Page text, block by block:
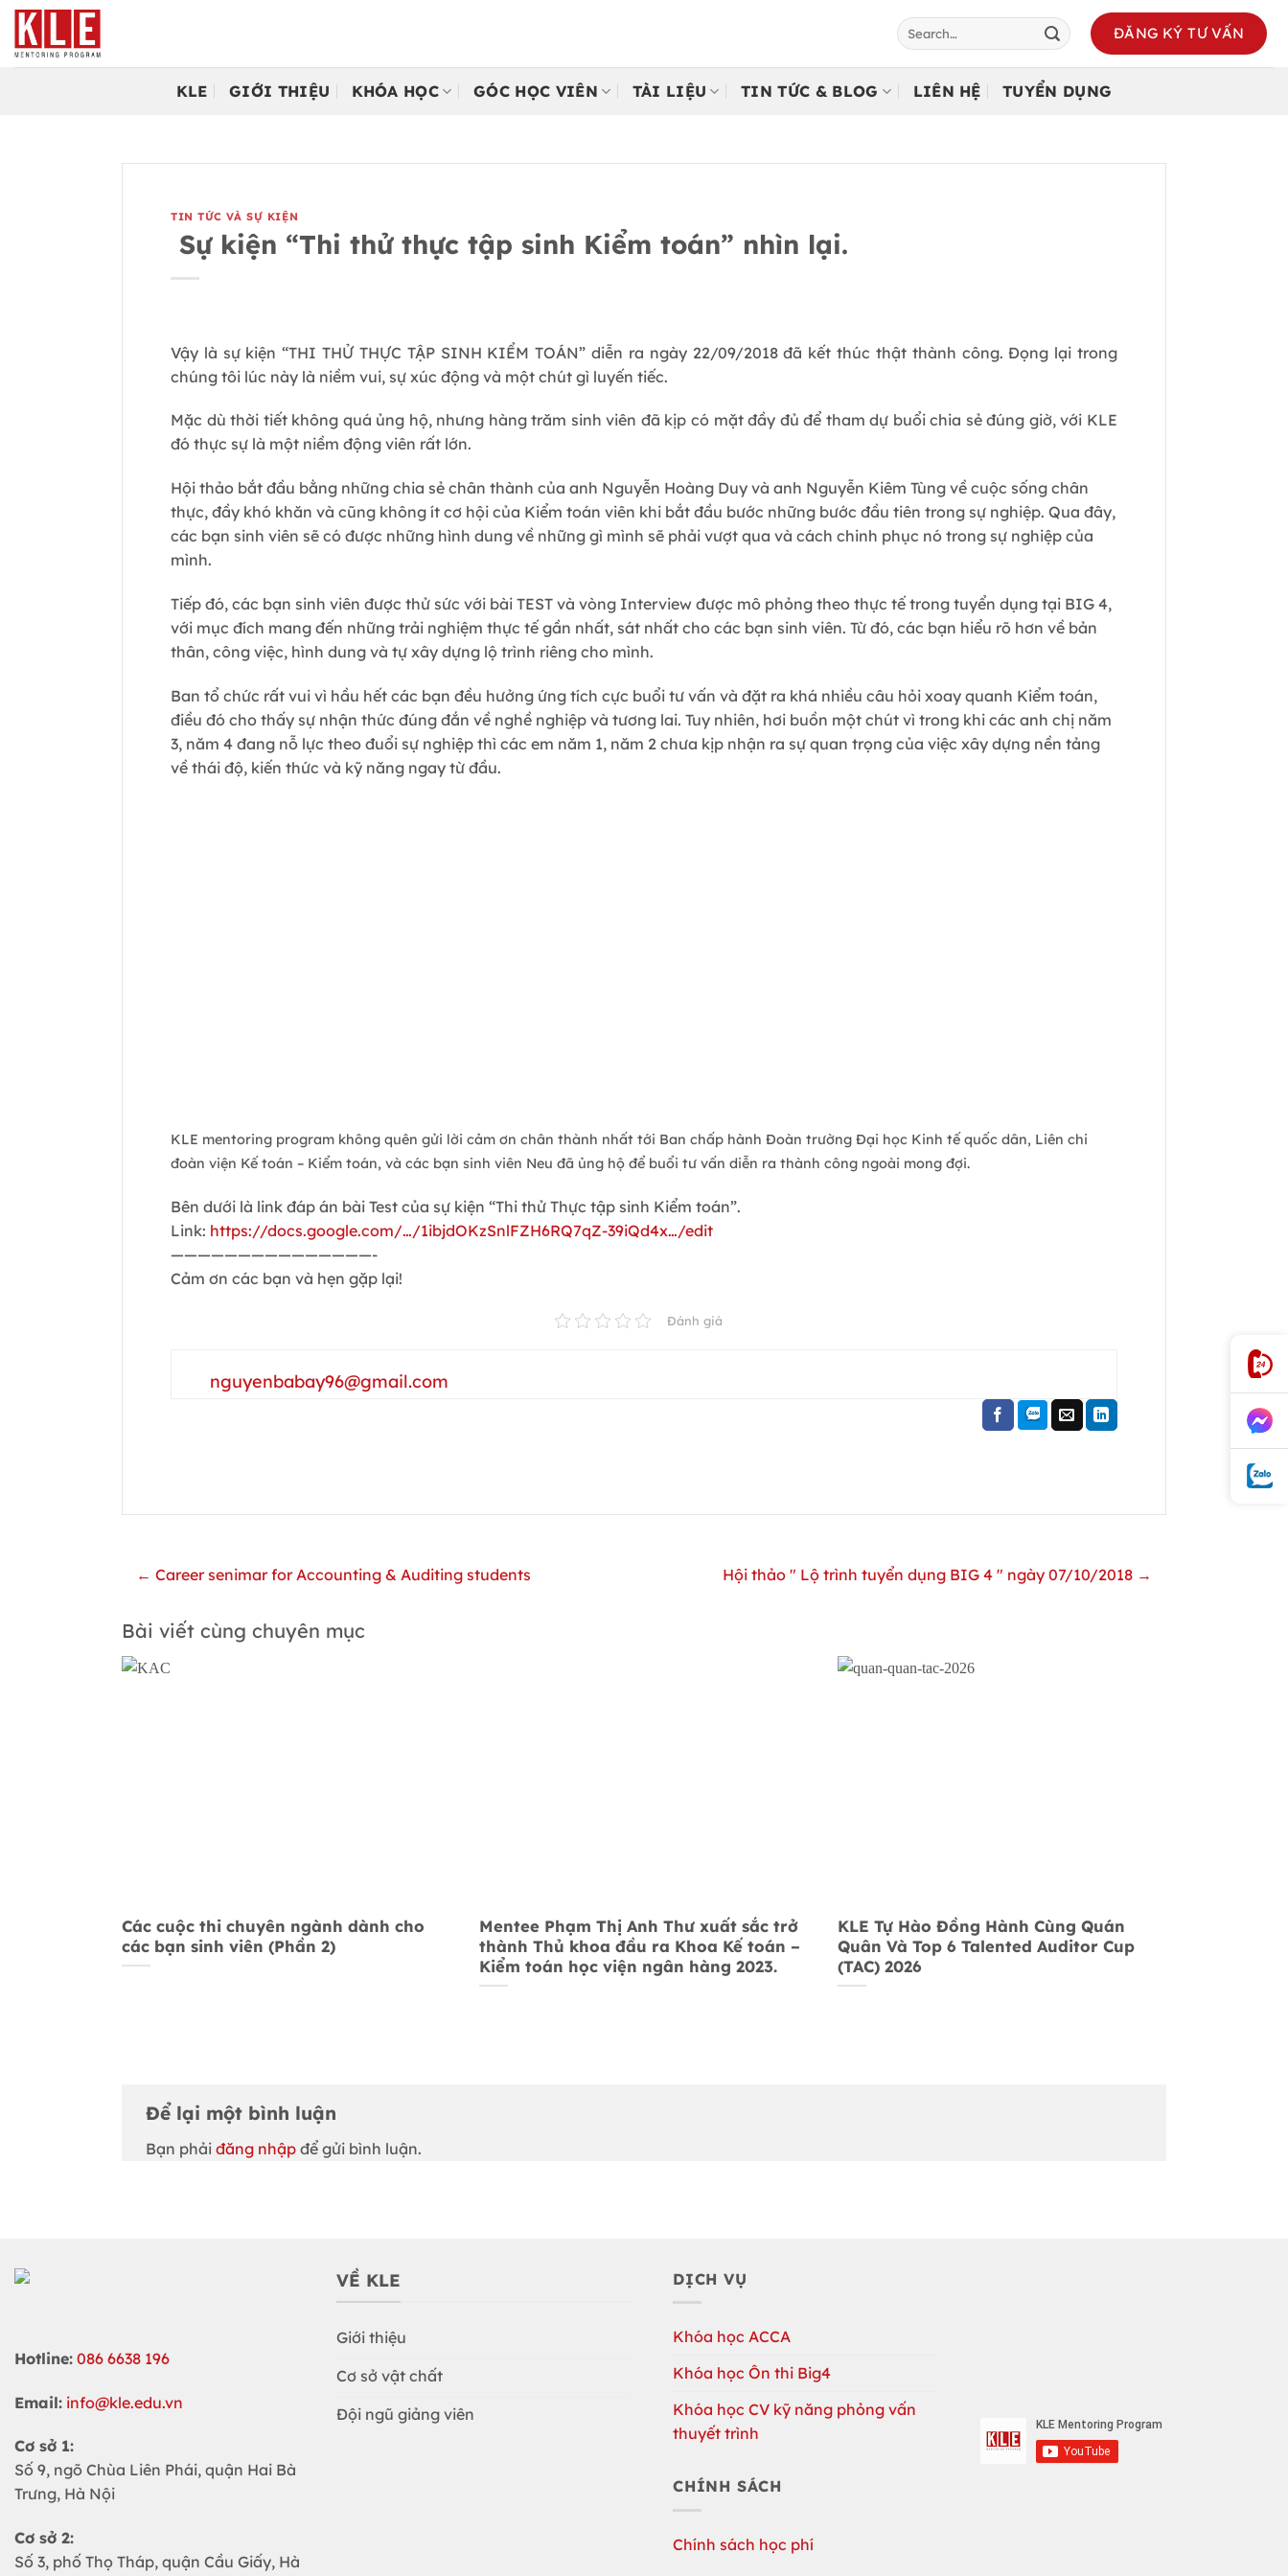
Bỏ
qua
nội
ĐĂNG KÝ TƯ VẤN
KLE GIỚI THIỆU KHÓA HỌC GÓC HỌC VIÊN TÀI LIỆU TIN TỨC & BLOG LIÊN HỆ TUYỂN DỤNG
TIN TỨC VÀ SỰ KIỆN
Sự kiện “Thi thử thực tập sinh Kiểm toán” nhìn lại.
Vậy là sự kiện “THI THỬ THỰC TẬP SINH KIỂM TOÁN” diễn ra ngày 22/09/2018 đã kết thúc thật thành công. Đọng lại trong
chúng tôi lúc này là niềm vui, sự xúc động và một chút gì luyến tiếc.
Mặc dù thời tiết không quá ủng hộ, nhưng hàng trăm sinh viên đã kịp có mặt đầy đủ để tham dự buổi chia sẻ đúng giờ, với KLE
đó thực sự là một niềm động viên rất lớn.
Hội thảo bắt đầu bằng những chia sẻ chân thành của anh Nguyễn Hoàng Duy và anh Nguyễn Kiêm Tùng về cuộc sống chân
thực, đầy khó khăn và cũng không ít cơ hội của Kiểm toán viên khi bắt đầu bước những bước đầu tiên trong sự nghiệp. Qua đây,
các bạn sinh viên sẽ có được những hình dung về những gì mình sẽ phải vượt qua và cách chinh phục nó trong sự nghiệp của
mình.
Tiếp đó, các bạn sinh viên được thử sức với bài TEST và vòng Interview được mô phỏng theo thực tế trong tuyển dụng tại BIG 4,
với mục đích mang đến những trải nghiệm thực tế gần nhất, sát nhất cho các bạn sinh viên. Từ đó, các bạn hiểu rõ hơn về bản
thân, công việc, hình dung và tự xây dựng lộ trình riêng cho mình.
Ban tổ chức rất vui vì hầu hết các bạn đều hưởng ứng tích cực buổi tư vấn và đặt ra khá nhiều câu hỏi xoay quanh Kiểm toán,
điều đó cho thấy sự nhận thức đúng đắn về nghề nghiệp và tương lai. Tuy nhiên, hơi buồn một chút vì trong khi các anh chị năm
3, năm 4 đang nỗ lực theo đuổi sự nghiệp thì các em năm 1, năm 2 chưa kịp nhận ra sự quan trọng của việc xây dựng nền tảng
về thái độ, kiến thức và kỹ năng ngay từ đầu.
KLE mentoring program không quên gửi lời cảm ơn chân thành nhất tới Ban chấp hành Đoàn trường Đại học Kinh tế quốc dân, Liên chi
đoàn viện Kế toán – Kiểm toán, và các bạn sinh viên Neu đã ủng hộ để buổi tư vấn diễn ra thành công ngoài mong đợi.
Bên dưới là link đáp án bài Test của sự kiện “Thi thử Thực tập sinh Kiểm toán”.
Link: https://docs.google.com/…/1ibjdOKzSnlFZH6RQ7qZ-39iQd4x…/edit
———————————————-
Cảm ơn các bạn và hẹn gặp lại!
Đánh giá
nguyenbabay96@gmail.com
← Career senimar for Accounting & Auditing students Hội thảo " Lộ trình tuyển dụng BIG 4 " ngày 07/10/2018 →
Bài viết cùng chuyên mục
Các cuộc thi chuyên ngành dành cho
các bạn sinh viên (Phần 2)
Mentee Phạm Thị Anh Thư xuất sắc trở
thành Thủ khoa đầu ra Khoa Kế toán –
Kiểm toán học viện ngân hàng 2023.
KLE Tự Hào Đồng Hành Cùng Quán
Quân Và Top 6 Talented Auditor Cup
(TAC) 2026
Để lại một bình luận
Bạn phải đăng nhập để gửi bình luận.
Hotline: 086 6638 196
Email: info@kle.edu.vn
Cơ sở 1:
Số 9, ngõ Chùa Liên Phái, quận Hai Bà
Trưng, Hà Nội
Cơ sở 2:
Số 3, phố Thọ Tháp, quận Cầu Giấy, Hà
VỀ KLE
Giới thiệu
Cơ sở vật chất
Đội ngũ giảng viên
DỊCH VỤ
Khóa học ACCA
Khóa học Ôn thi Big4
Khóa học CV kỹ năng phỏng vấn
thuyết trình
CHÍNH SÁCH
Chính sách học phí